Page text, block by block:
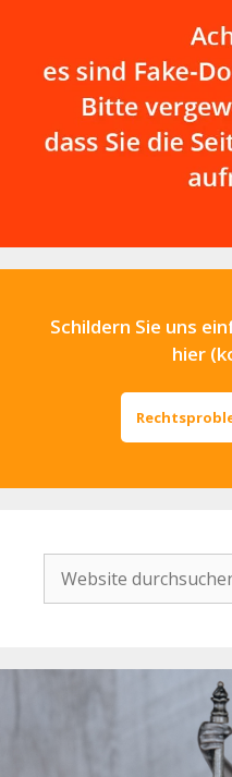
Schildern Sie uns
hier
Website
durchsuchen